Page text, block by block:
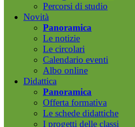
Percorsi di studio
Novità
Panoramica
Le notizie
Le circolari
Calendario eventi
Albo online
Didattica
Panoramica
Offerta formativa
Le schede didattiche
I progetti delle classi